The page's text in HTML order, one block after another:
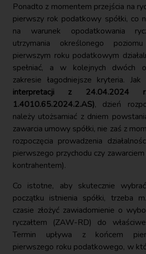
Ponadto z momentem przejścia na
pierwszy rok podatkowy spółki, co
na warunek opodatkowania
utrzymania określonego
pierwszym roku podatkowym
spełniać, a w kolejnych dwóch
zakresie łagodniejsze kryteria. Jak
interpretacji z 24.04.2024
1.4010.65.2024.2.AS), dzień
należy utożsamiać z dniem
zawarcia umowy spółki, nie zaś z
rozpoczęcia prowadzenia
pierwszego przychodu czy
kontrahentem).
Co istotne, aby skutecznie
początku istnienia spółki, trzeba
czasie złożyć zawiadomienie o
ryczałtem (ZAW-RD) do
Termin upływa z końcem
pierwszego roku podatkowego, w